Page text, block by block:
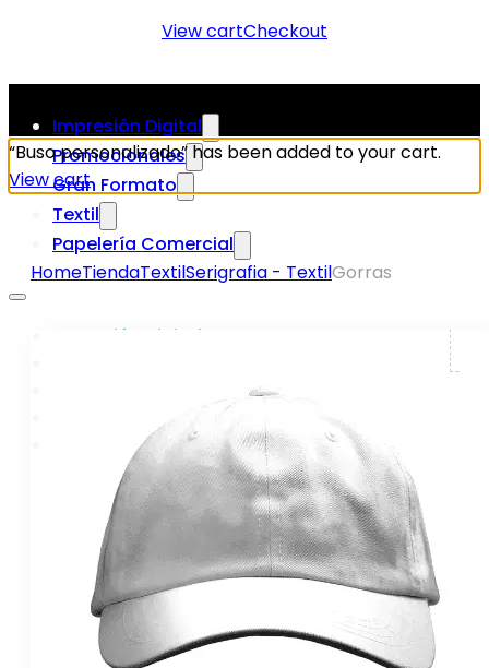
View cartCheckout
Impresión Digital
Promocionales
Gran Formato
Textil
Papelería Comercial
Impresión Digital
Papelería Comercial
“Buso personalizado” has been added to your cart.
View cart
HomeTiendaTextilSerigrafia - TextilGorras